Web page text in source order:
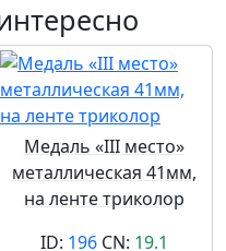
Медаль «III место»
металлическая 41мм,
на ленте триколор
ID: 196CN: 19.1